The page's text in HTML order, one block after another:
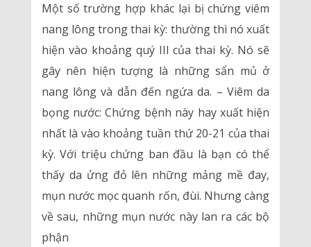
Một số trường hợp khác lại bị chứng viêm
nang lông trong thai kỳ: thường thì nó xuất
hiện vào khoảng quý III của thai kỳ. Nó sẽ
gây nên hiện tượng là những sẩn mủ ở
nang lông và dẫn đến ngứa da. – Viêm da
bọng nước: Chứng bệnh này hay xuất hiện
nhất là vào khoảng tuần thứ 20-21 của thai
kỳ. Với triệu chứng ban đầu là bạn có thể
thấy da ửng đỏ lên những mảng mề đay,
mụn nước mọc quanh rốn, đùi. Nhưng càng
về sau, những mụn nước này lan ra các bộ
phận